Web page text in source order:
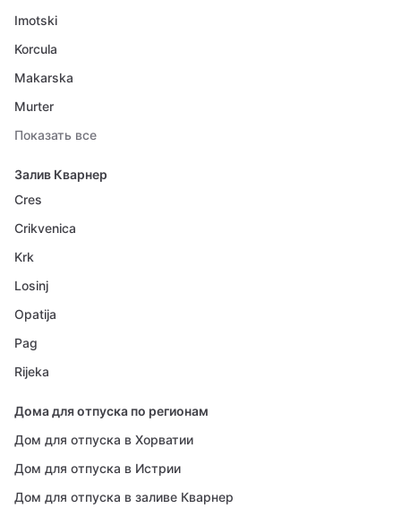
Imotski
Korcula
Makarska
Murter
Показать все
Залив Кварнер
Cres
Crikvenica
Krk
Losinj
Opatija
Pag
Rijeka
Дома для отпуска по регионам
Дом для отпуска в Хорватии
Дом для отпуска в Истрии
Дом для отпуска в заливе Кварнер